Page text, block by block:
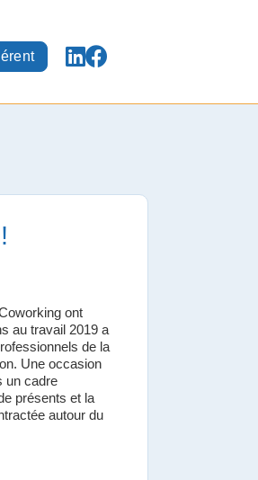
ont
au travail 2019 a
de la
Une occasion
un cadre
présents et la
autour du